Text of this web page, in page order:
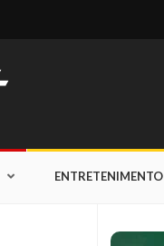
ENTRETENIMENTO